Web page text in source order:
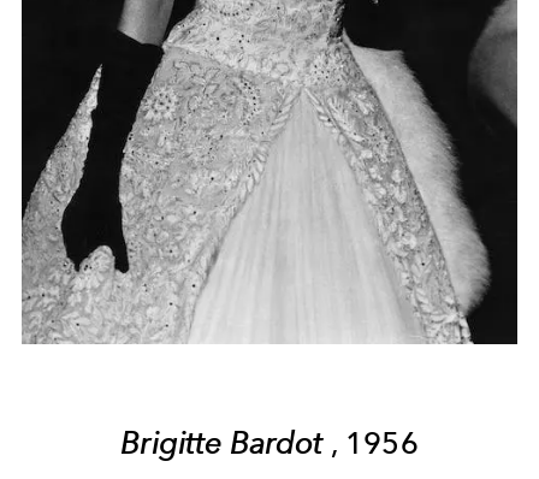
Brigitte Bardot, 1956